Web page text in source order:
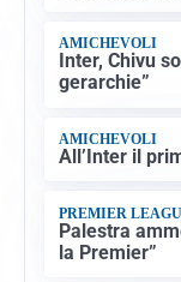
AMICHEVOLI
Inter, Chivu
gerarchie”
AMICHEVOLI
All’Inter il
PREMIER
Palestra
la Premier”